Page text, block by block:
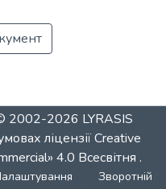
2002-2026 LYRASIS
ліцензіїCreative
4.0 Всесвітня .
Зворотній